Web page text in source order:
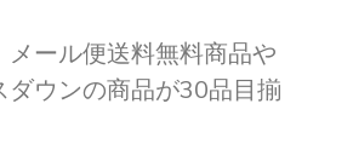
メール便送料無料商品や
ダウンの商品が30品目揃